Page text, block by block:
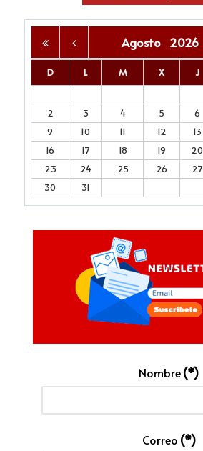
Agosto 2026
D L M X J
2
3 4 5 6
9
10 11 12 13
16
17 18 19 20
23
24 25 26 27
30
31
Nombre(*)
Correo (*)